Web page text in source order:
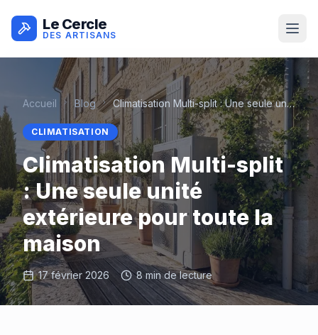
Le Cercle
DES ARTISANS
Accueil Blog Climatisation Multi-split : Une seule unité extérieure pour toute la maison
CLIMATISATION
Climatisation Multi-split
: Une seule unité
extérieure pour toute la
maison
17 février 2026 8 minde lecture